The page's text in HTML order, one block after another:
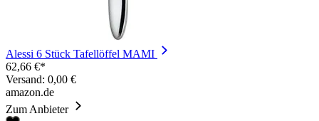
Alessi 6 Stück Tafellöffel MAMI
62,66 €*
Versand: 0,00 €
amazon.de
Zum Anbieter